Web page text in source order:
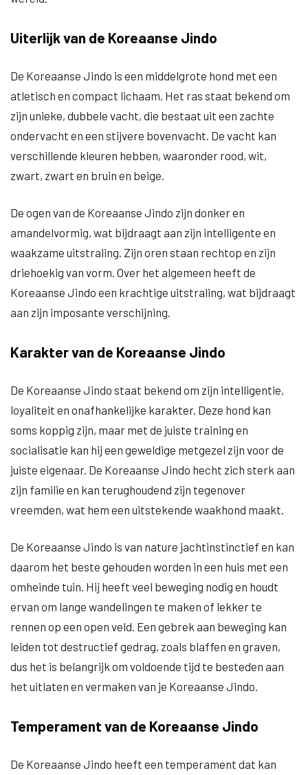
Uiterlijk van de Koreaanse Jindo
De Koreaanse Jindo is een middelgrote hond met een
atletisch en compact lichaam. Het ras staat bekend om
zijn unieke, dubbele vacht, die bestaat uit een zachte
ondervacht en een stijvere bovenvacht. De vacht kan
verschillende kleuren hebben, waaronder rood, wit,
zwart, zwart en bruin en beige.
De ogen van de Koreaanse Jindo zijn donker en
amandelvormig, wat bijdraagt aan zijn intelligente en
waakzame uitstraling. Zijn oren staan rechtop en zijn
driehoekig van vorm. Over het algemeen heeft de
Koreaanse Jindo een krachtige uitstraling, wat bijdraagt
aan zijn imposante verschijning.
Karakter van de Koreaanse Jindo
De Koreaanse Jindo staat bekend om zijn intelligentie,
loyaliteit en onafhankelijke karakter. Deze hond kan
soms koppig zijn, maar met de juiste training en
socialisatie kan hij een geweldige metgezel zijn voor de
juiste eigenaar. De Koreaanse Jindo hecht zich sterk aan
zijn familie en kan terughoudend zijn tegenover
vreemden, wat hem een uitstekende waakhond maakt.
De Koreaanse Jindo is van nature jachtinstinctief en kan
daarom het beste gehouden worden in een huis met een
omheinde tuin. Hij heeft veel beweging nodig en houdt
ervan om lange wandelingen te maken of lekker te
rennen op een open veld. Een gebrek aan beweging kan
leiden tot destructief gedrag, zoals blaffen en graven,
dus het is belangrijk om voldoende tijd te besteden aan
het uitlaten en vermaken van je Koreaanse Jindo.
Temperament van de Koreaanse Jindo
De Koreaanse Jindo heeft een temperament dat kan